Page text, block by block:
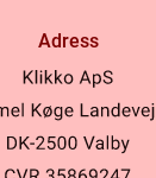
Adress